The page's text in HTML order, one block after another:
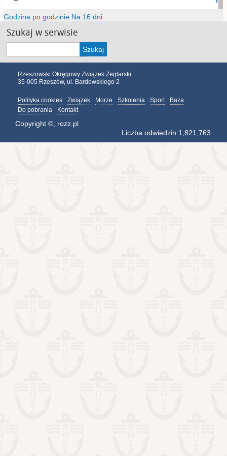
Godzina po godzinie Na 16 dni
Szukaj w serwisie
Rzeszowski Okręgowy Związek Żeglarski
35-005 Rzeszów, ul. Bardowskiego 2
Polityka cookies Związek Morze Szkolenia Sport
Baza
Do pobrania
Kontakt
Copyright ©, rozz.pl
Liczba odwiedzin:1,821,763